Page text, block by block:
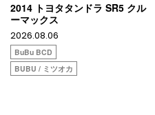
2014 トヨタタンドラ SR5 クル
ーマックス
2026.08.06
BuBu BCD
BUBU / ミツオカ